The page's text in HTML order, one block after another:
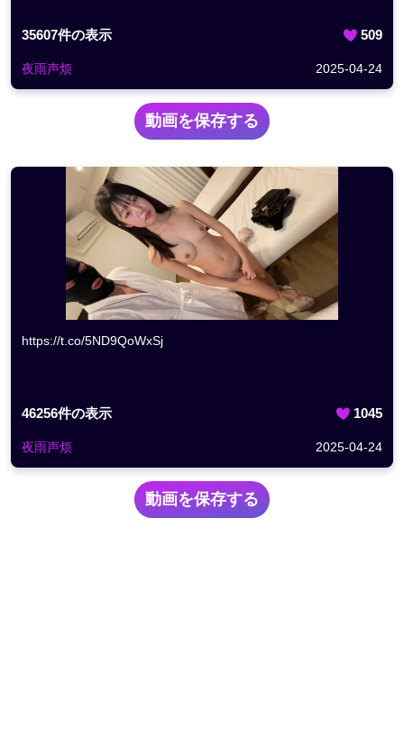
35607件の表示 509
夜雨声烦 2025-04-24
動画を保存する
https://t.co/5ND9QoWxSj
46256件の表示 1045
夜雨声烦 2025-04-24
動画を保存する